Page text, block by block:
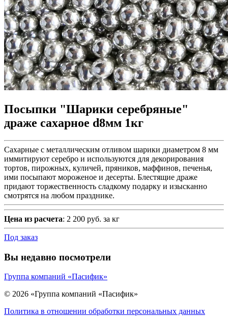
Посыпки "Шарики серебряные"
драже сахарное d8мм 1кг
Сахарные с металлическим отливом шарики диаметром 8 мм
иммитируют серебро и используются для декорирования
тортов, пирожных, куличей, пряников, маффинов, печенья,
ими посыпают мороженое и десерты. Блестящие драже
придают торжественность сладкому подарку и изысканно
смотрятся на любом празднике.
Цена из расчета: 2 200 руб. за кг
Под заказ
Вы недавно посмотрели
Группа компаний «Пасифик»
© 2026 «Группа компаний «Пасифик»
Политика в отношении обработки персональных данных